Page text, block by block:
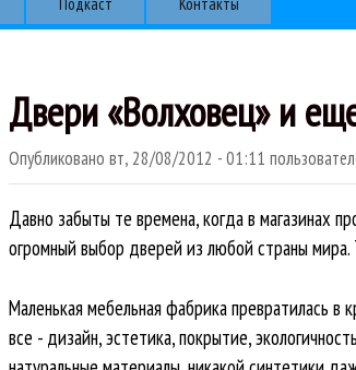
Двери «Волховец» и
Опубликовано вт, 28/08/2012 - 01:11
Давно забыты те времена, когда в магазинах
огромный выбор дверей из любой страны
Маленькая мебельная фабрика превратилась в
все - дизайн, эстетика, покрытие,